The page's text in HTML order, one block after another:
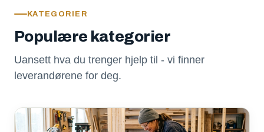
KATEGORIER
Populære kategorier
Uansett hva du trenger hjelp til - vi finner
leverandørene for deg.